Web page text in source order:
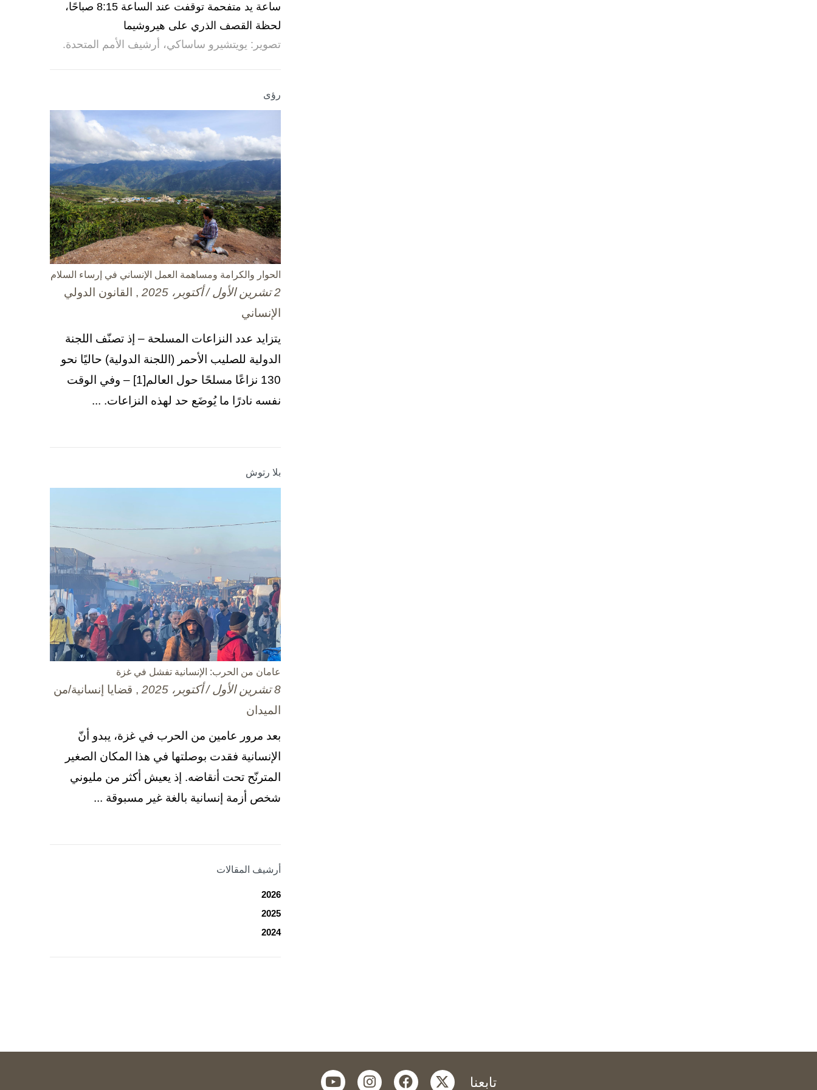
ساعة يد متفحمة توقفت عند الساعة 8:15 صباحًا،
لحظة القصف الذري على هيروشيما
تصوير: يويتشيرو ساساكي، أرشيف الأمم المتحدة.
رؤى
الحوار والكرامة ومساهمة العمل الإنساني في إرساء السلام
2 تشرين الأول / أكتوبر، 2025
, القانون الدولي
الإنساني
يتزايد عدد النزاعات المسلحة – إذ تصنّف اللجنة
الدولية للصليب الأحمر (اللجنة الدولية) حاليًا نحو
130 نزاعًا مسلحًا حول العالم[1] – وفي الوقت
نفسه نادرًا ما يُوضَع حد لهذه النزاعات. ...
بلا رتوش
عامان من الحرب: الإنسانية تفشل في غزة
8 تشرين الأول / أكتوبر، 2025
, قضايا إنسانية/من
الميدان
بعد مرور عامين من الحرب في غزة، يبدو أنّ
الإنسانية فقدت بوصلتها في هذا المكان الصغير
المترنّح تحت أنقاضه. إذ يعيش أكثر من مليوني
شخص أزمة إنسانية بالغة غير مسبوقة ...
أرشيف المقالات
2026
2025
2024
تابعنا twitter
facebook
instagram
youtube